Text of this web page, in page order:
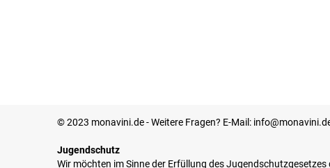
© 2023 monavini.de - Weitere Fragen? E-Mail:
Jugendschutz
Wir möchten im Sinne der Erfüllung des